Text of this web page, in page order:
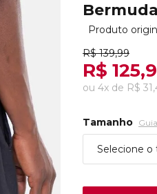
Produto
R$ 139,99
R$
ou 4x de R$
Tamanho
Selecione o